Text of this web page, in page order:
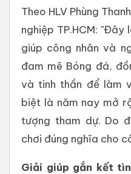
Theo HLV Phùng
nghiệp TP.HCM:
giúp công nhân và
đam mê Bóng đá,
và tinh thần để làm
biệt là năm nay mở
tượng tham dự. Do
chơi đúng nghĩa cho
Giải giúp gắn kết